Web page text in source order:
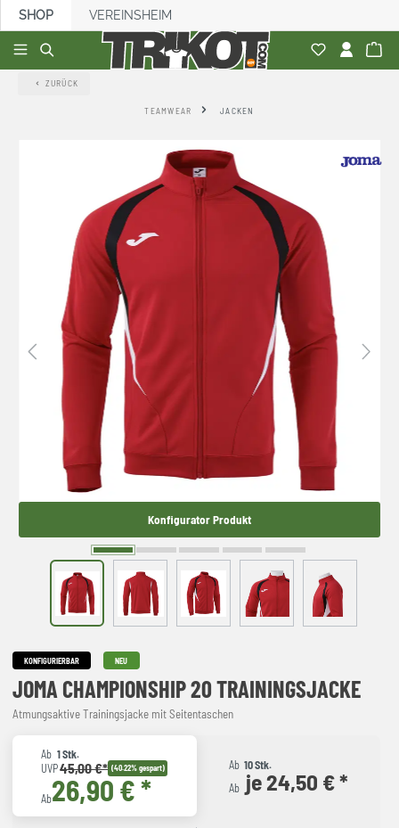
springen
SHOP VEREINSHEIM
ZURÜCK
TEAMWEAR JACKEN
Konfigurator Produkt
KONFIGURIERBAR NEU
JOMA CHAMPIONSHIP 20 TRAININGSJACKE
Atmungsaktive Trainingsjacke mit Seitentaschen
Ab 1 Stk.
UVP45,00 €* (40.22% gespart)
Ab26,90 € *
Ab 10 Stk.
Ab je 24,50 € *